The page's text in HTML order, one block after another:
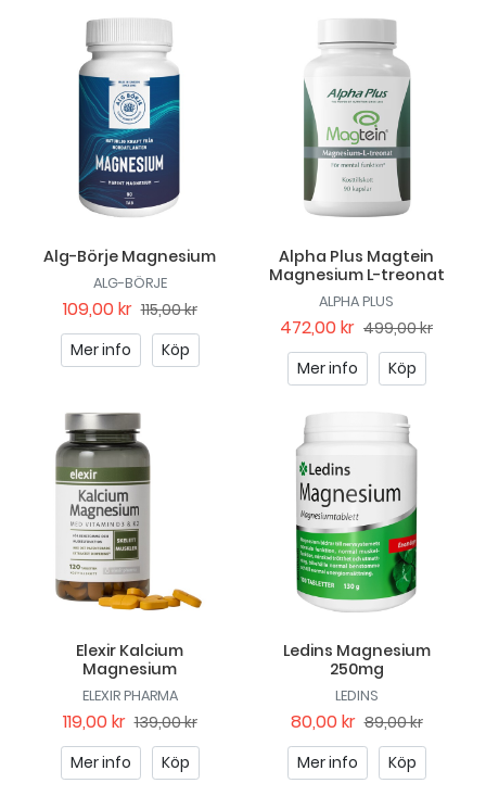
Alg-Börje Magnesium
ALG-BÖRJE
109,00 kr 115,00 kr
Mer info
Köp
Alpha Plus Magtein
Magnesium L-treonat
ALPHA PLUS
472,00 kr 499,00 kr
Mer info
Köp
Elexir Kalcium
Magnesium
ELEXIR PHARMA
119,00 kr 139,00 kr
Mer info
Köp
Ledins Magnesium
250mg
LEDINS
80,00 kr 89,00 kr
Mer info
Köp